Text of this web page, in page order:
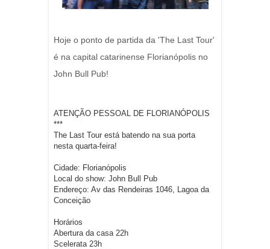
Hoje o ponto de partida da 'The Last Tour'
é na capital catarinense Florianópolis no
John Bull Pub!
ATENÇÃO PESSOAL DE FLORIANÓPOLIS
***
The Last Tour está batendo na sua porta
nesta quarta-feira!
Cidade: Florianópolis
Local do show: John Bull Pub
Endereço: Av das Rendeiras 1046, Lagoa da
Conceição
Horários
Abertura da casa 22h
Scelerata 23h